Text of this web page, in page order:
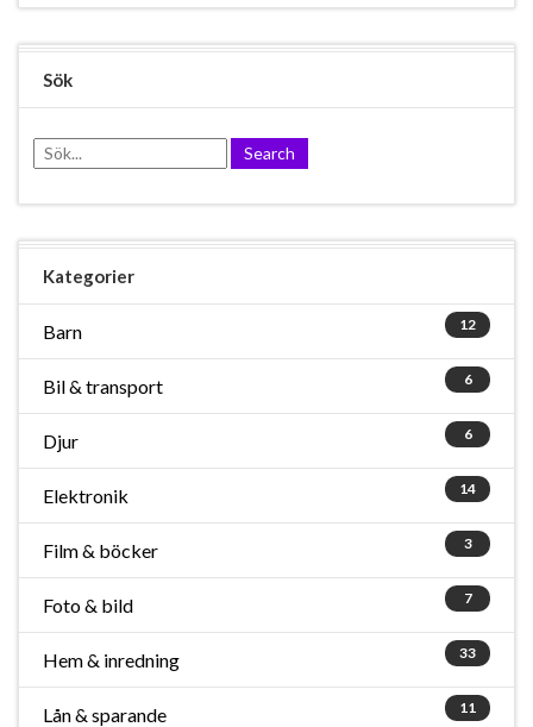
Sök
Kategorier
12
Barn
6
Bil & transport
6
Djur
14
Elektronik
3
Film & böcker
7
Foto & bild
33
Hem & inredning
11
Lån & sparande